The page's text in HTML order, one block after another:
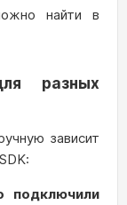
найти в
разных
зависит
подключили